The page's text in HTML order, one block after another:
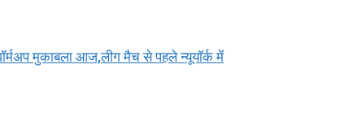
मुकाबला आज,लीग मैच से पहले न्यूयॉर्क में